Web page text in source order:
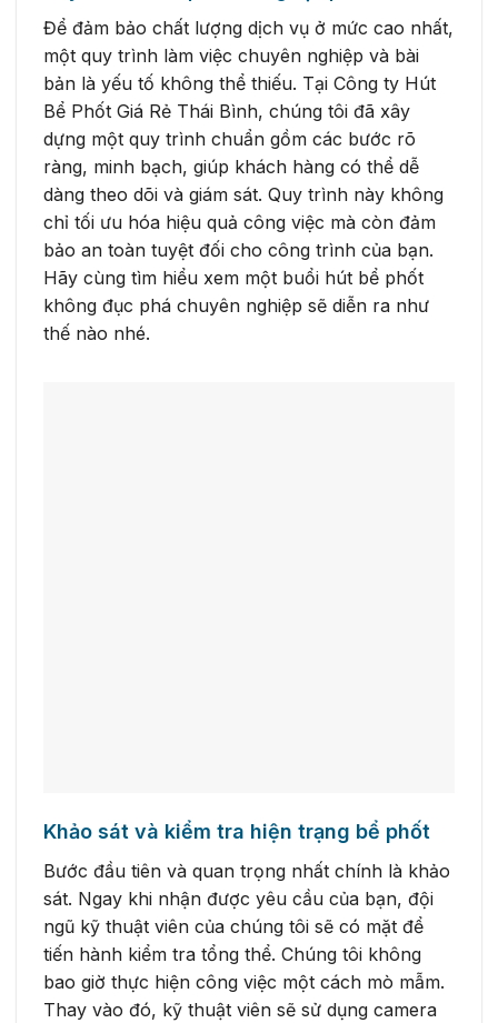
Để đảm bảo chất lượng dịch vụ ở mức cao nhất,
một quy trình làm việc chuyên nghiệp và bài
bản là yếu tố không thể thiếu. Tại Công ty Hút
Bể Phốt Giá Rẻ Thái Bình, chúng tôi đã xây
dựng một quy trình chuẩn gồm các bước rõ
ràng, minh bạch, giúp khách hàng có thể dễ
dàng theo dõi và giám sát. Quy trình này không
chỉ tối ưu hóa hiệu quả công việc mà còn đảm
bảo an toàn tuyệt đối cho công trình của bạn.
Hãy cùng tìm hiểu xem một buổi hút bể phốt
không đục phá chuyên nghiệp sẽ diễn ra như
thế nào nhé.
Khảo sát và kiểm tra hiện trạng bể phốt
Bước đầu tiên và quan trọng nhất chính là khảo
sát. Ngay khi nhận được yêu cầu của bạn, đội
ngũ kỹ thuật viên của chúng tôi sẽ có mặt để
tiến hành kiểm tra tổng thể. Chúng tôi không
bao giờ thực hiện công việc một cách mò mẫm.
Thay vào đó, kỹ thuật viên sẽ sử dụng camera